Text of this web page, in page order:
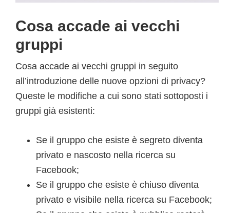
Cosa accade ai vecchi
gruppi
Cosa accade ai vecchi gruppi in seguito
all’introduzione delle nuove opzioni di privacy?
Queste le modifiche a cui sono stati sottoposti i
gruppi già esistenti:
Se il gruppo che esiste è segreto diventa
privato e nascosto nella ricerca su
Facebook;
Se il gruppo che esiste è chiuso diventa
privato e visibile nella ricerca su Facebook;